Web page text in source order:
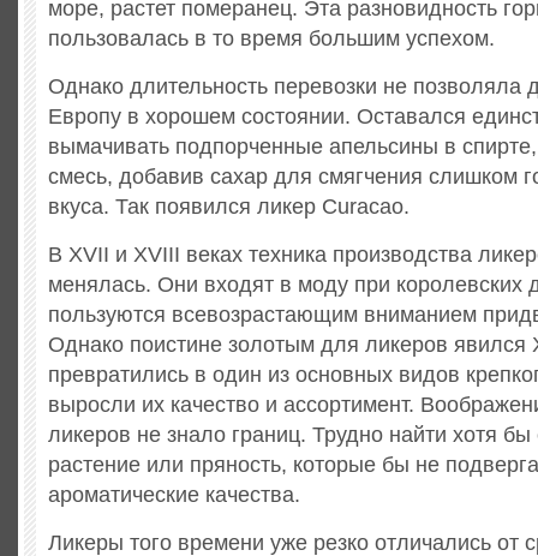
море, растет померанец. Эта разновидность
пользовалась в то время большим успехом.
Однако длительность перевозки не позволяла
Европу в хорошем состоянии. Оставался
вымачивать подпорченные апельсины в
смесь, добавив сахар для смягчения слишком
вкуса. Так появился ликер Curacao.
В XVII и XVIII веках техника производства
менялась. Они входят в моду при королевских
пользуются всевозрастающим вниманием
Однако поистине золотым для ликеров явился
превратились в один из основных видов
выросли их качество и ассортимент.
ликеров не знало границ. Трудно найти хотя
растение или пряность, которые бы не
ароматические качества.
Ликеры того времени уже резко отличались от